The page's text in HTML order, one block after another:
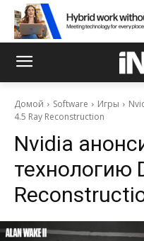
Домой Software Игры
4.5 Ray Reconstruction
Nvidia
технологию